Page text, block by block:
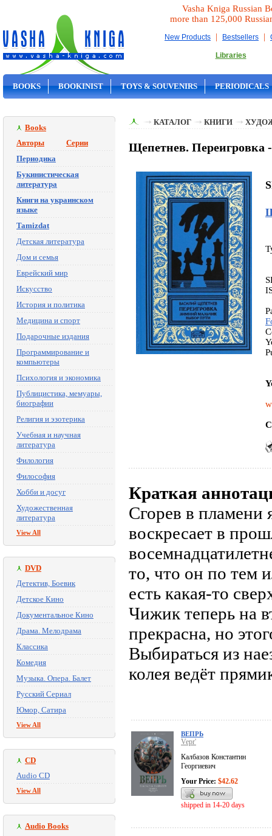
Vasha Kniga Russian
more than 125,000
New Products | Bestsellers |
Libraries
BOOKS BOOKINIST TOYS & SOUVENIRS PERIODICALS
Books
Авторы
Серии
Периодика
Букинистическая
литература
Книги на украинском
языке
Tamizdat
Детская литература
Дом и семья
Еврейский мир
Искусство
История и политика
Медицина и спорт
Подарочные издания
Программирование и
компьютеры
Психология и экономика
Публицистика, мемуары,
биографии
Религия и эзотерика
Учебная и научная
литература
Филология
Философия
Хобби и досуг
Художественная
литература
View All
DVD
Детектив, Боевик
Детское Кино
Документальное Кино
Драма. Мелодрама
Классика
Комедия
Музыка. Опера. Балет
Русский Сериал
Юмор, Сатира
View All
CD
Audio CD
View All
Audio Books
КАТАЛОГ КНИГИ
Щепетнев. Переигровка
Краткая
Сгорев в пламени
воскресает в
то, что он по тем
есть какая-то
Чижик теперь на
прекрасна, но
Выбираться из
колея ведёт
ВЕПРЬ
Vepr'
Калбазов Константин
Георгиевич
Your Price: $42.62
shipped in 14-20 days